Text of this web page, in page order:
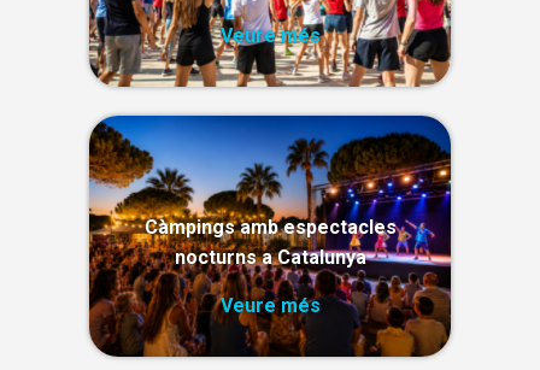
Veure més
Càmpings amb espectacles
nocturns a Catalunya
Veure més